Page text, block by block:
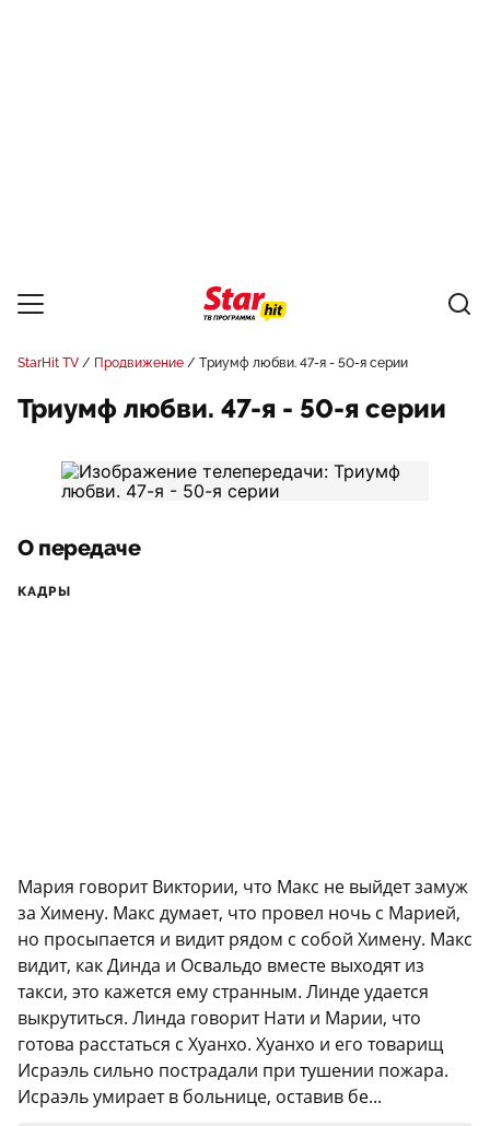
StarHit TV Продвижение Триумф любви. 47-я - 50-я серии
Триумф любви. 47-я - 50-я серии
О передаче
КАДРЫ
Мария говорит Виктории, что Макс не выйдет замуж
за Химену. Макс думает, что провел ночь с Марией,
но просыпается и видит рядом с собой Химену. Макс
видит, как Динда и Освальдо вместе выходят из
такси, это кажется ему странным. Линде удается
выкрутиться. Линда говорит Нати и Марии, что
готова расстаться с Хуанхо. Хуанхо и его товарищ
Исраэль сильно пострадали при тушении пожара.
Исраэль умирает в больнице, оставив бе...